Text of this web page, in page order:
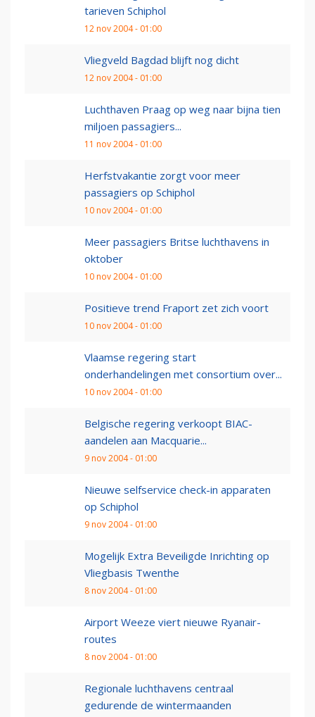
tarieven Schiphol
12 nov 2004 - 01:00
Vliegveld Bagdad blijft nog dicht
12 nov 2004 - 01:00
Luchthaven Praag op weg naar bijna tien
miljoen passagiers...
11 nov 2004 - 01:00
Herfstvakantie zorgt voor meer
passagiers op Schiphol
10 nov 2004 - 01:00
Meer passagiers Britse luchthavens in
oktober
10 nov 2004 - 01:00
Positieve trend Fraport zet zich voort
10 nov 2004 - 01:00
Vlaamse regering start
onderhandelingen met consortium over...
10 nov 2004 - 01:00
Belgische regering verkoopt BIAC-
aandelen aan Macquarie...
9 nov 2004 - 01:00
Nieuwe selfservice check-in apparaten
op Schiphol
9 nov 2004 - 01:00
Mogelijk Extra Beveiligde Inrichting op
Vliegbasis Twenthe
8 nov 2004 - 01:00
Airport Weeze viert nieuwe Ryanair-
routes
8 nov 2004 - 01:00
Regionale luchthavens centraal
gedurende de wintermaanden